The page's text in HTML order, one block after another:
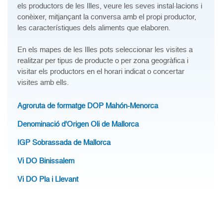
els productors de les Illes, veure les seves instal·lacions i
conèixer, mitjançant la conversa amb el propi productor,
les característiques dels aliments que elaboren.
En els mapes de les Illes pots seleccionar les visites a
realitzar per tipus de producte o per zona geogràfica i
visitar els productors en el horari indicat o concertar
visites amb ells.
Agroruta de formatge DOP Mahón-Menorca
Denominació d'Origen Oli de Mallorca
IGP Sobrassada de Mallorca
Vi DO Binissalem
Vi DO Pla i Llevant